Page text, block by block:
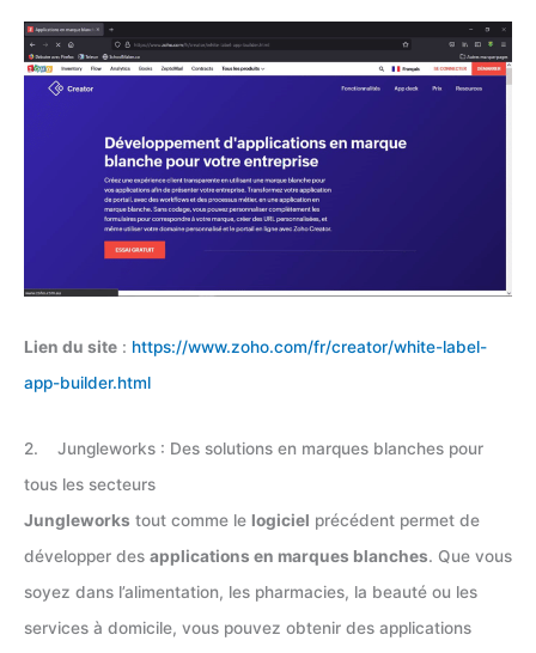
Lien du site : https://www.zoho.com/fr/creator/white-label-
app-builder.html
2. Jungleworks : Des solutions en marques blanches pour
tous les secteurs
Jungleworks tout comme le logiciel précédent permet de
développer des applications en marques blanches. Que vous
soyez dans l’alimentation, les pharmacies, la beauté ou les
services à domicile, vous pouvez obtenir des applications